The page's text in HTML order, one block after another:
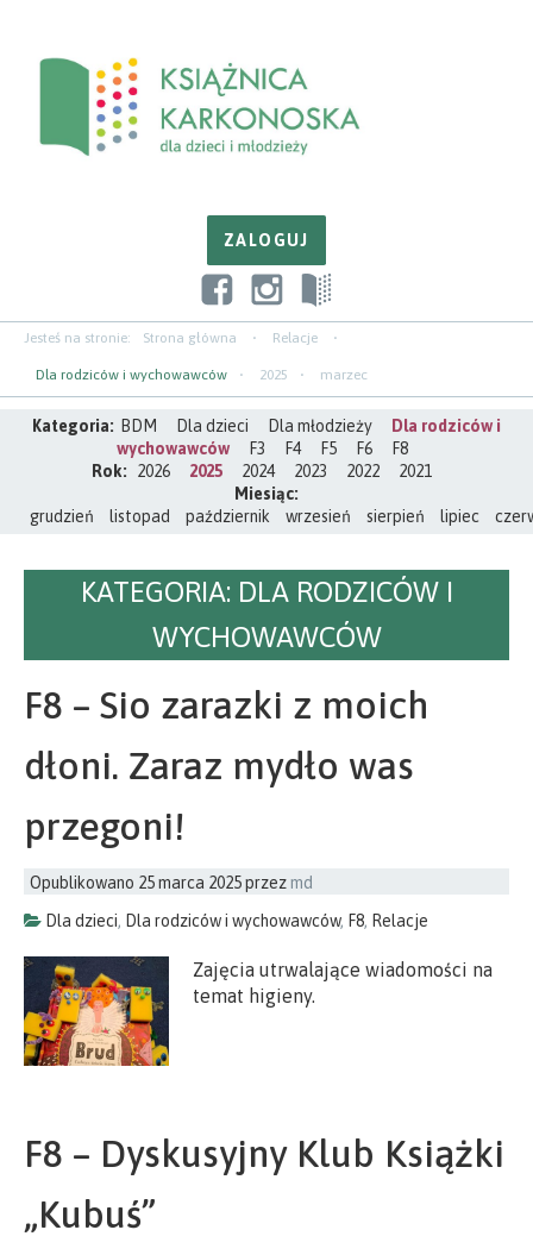
zawartości
nawigacji
paska
Jesteś na stronie: Strona główna Relacje
Dla rodziców i wychowawców 2025 marzec
Kategoria: BDM Dla dzieci Dla młodzieży
Dla rodziców i
wychowawców
F3 F4 F5 F6
F8
Rok:
2026 2025 2024 2023 2022
2021
Miesiąc:
grudzień
listopad październik wrzesień sierpień lipiec
KATEGORIA: DLA RODZICÓW I
WYCHOWAWCÓW
F8 – Sio zarazki z moich
dłoni. Zaraz mydło was
przegoni!
Opublikowano 25 marca 2025przezmd
Dla dzieci, Dla rodziców i wychowawców, F8, Relacje
Zajęcia utrwalające wiadomości na
temat higieny.
F8 – Dyskusyjny Klub Książki
„Kubuś”